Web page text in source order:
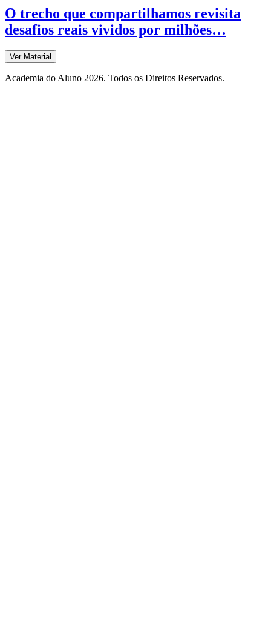
O trecho que compartilhamos revisita
desafios reais vividos por milhões…
Ver Material
Academia do Aluno 2026. Todos os Direitos Reservados.